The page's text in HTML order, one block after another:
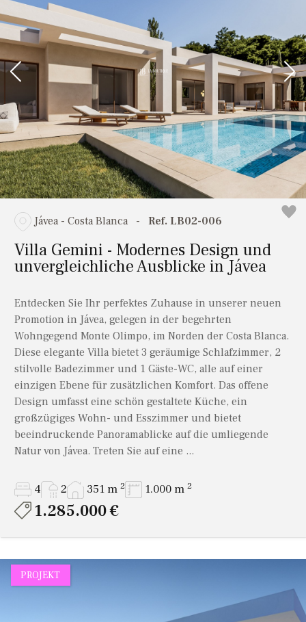
Jávea - Costa Blanca - Ref. LB02-006
Villa Gemini - Modernes Design und
unvergleichliche Ausblicke in Jávea
Entdecken Sie Ihr perfektes Zuhause in unserer neuen
Promotion in Jávea, gelegen in der begehrten
Wohngegend Monte Olimpo, im Norden der Costa Blanca.
Diese elegante Villa bietet 3 geräumige Schlafzimmer, 2
stilvolle Badezimmer und 1 Gäste-WC, alle auf einer
einzigen Ebene für zusätzlichen Komfort. Das offene
Design umfasst eine schön gestaltete Küche, ein
großzügiges Wohn- und Esszimmer und bietet
beeindruckende Panoramablicke auf die umliegende
Natur von Jávea. Treten Sie auf eine ...
4 2 351 m 2 1.000 m 2
1.285.000 €
PROJEKT